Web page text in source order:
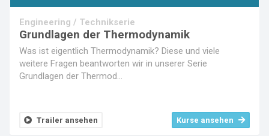
Engineering / Technikserie
Grundlagen der Thermodynamik
Was ist eigentlich Thermodynamik? Diese und viele
weitere Fragen beantworten wir in unserer Serie
Grundlagen der Thermod...
Trailer ansehen Kurse ansehen